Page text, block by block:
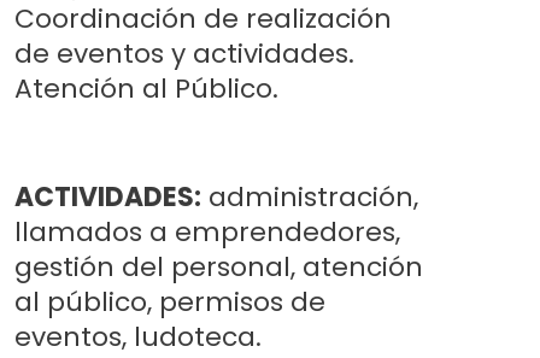
Coordinación de realización
de eventos y actividades.
Atención al Público.
ACTIVIDADES: administración,
llamados a emprendedores,
gestión del personal, atención
al público, permisos de
eventos, ludoteca.